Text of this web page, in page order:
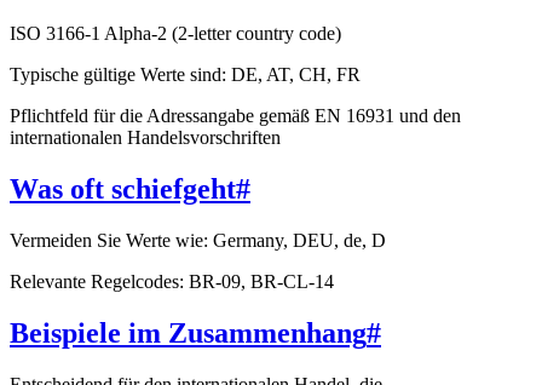
ISO 3166-1 Alpha-2 (2-letter country code)
Typische gültige Werte sind: DE, AT, CH, FR
Pflichtfeld für die Adressangabe gemäß EN 16931 und den
internationalen Handelsvorschriften
Was oft schiefgeht#
Vermeiden Sie Werte wie: Germany, DEU, de, D
Relevante Regelcodes: BR-09, BR-CL-14
Beispiele im Zusammenhang#